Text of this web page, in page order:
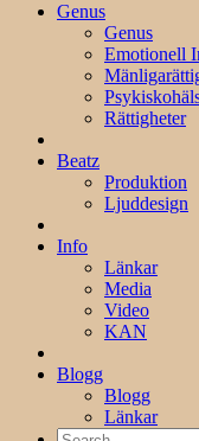
Genus
Genus
Emotionell
Rättigheter
Beatz
Produktion
Ljuddesign
Info
Länkar
Media
Video
KAN
Blogg
Blogg
Länkar